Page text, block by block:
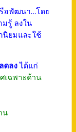
อพัฒนา…โดย
มรู้ ลงใน
นิยมและใช้
ดลงได้แก่
เฉพาะด้าน
น